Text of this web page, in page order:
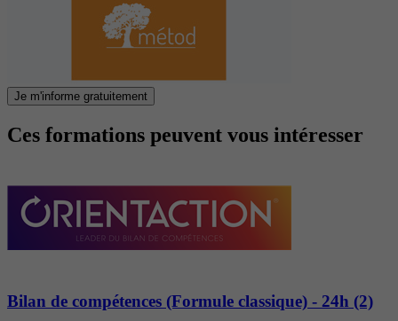
Je m'informe gratuitement
Ces formations peuvent vous intéresser
Bilan de compétences (Formule classique) - 24h (2)